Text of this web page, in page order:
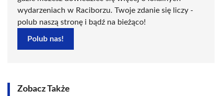
wydarzeniach w Raciborzu. Twoje zdanie się liczy -
polub naszą stronę i bądź na bieżąco!
Polub nas!
Zobacz Także